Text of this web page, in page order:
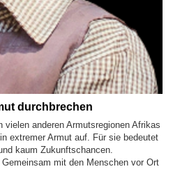
durchbrechen
vielen anderen Armutsregionen Afrikas
extremer Armut auf. Für sie bedeutet
kaum Zukunftschancen.
mit den Menschen vor Ort